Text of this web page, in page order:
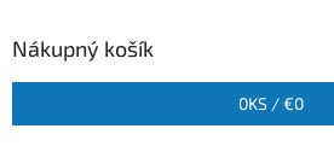
Nákupný košík
0KS /€0